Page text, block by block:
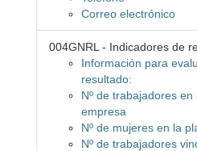
Correo electrónico
004GNRL - Indicadores de
Información para
resultado:
Nº de trabajadores
empresa
Nº de mujeres en la
Nº de trabajadores